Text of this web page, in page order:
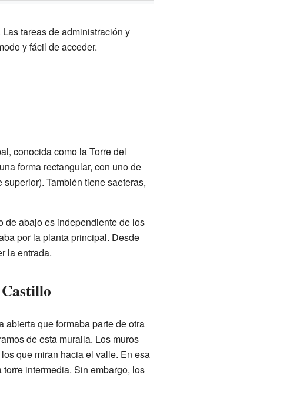
tareas de administración y
y fácil de acceder.
conocida como la Torre del
forma rectangular, con uno de
También tiene saeteras,
de abajo es independiente de los
por la planta principal. Desde
la entrada.
abierta que formaba parte de otra
de esta muralla. Los muros
que miran hacia el valle. En esa
intermedia. Sin embargo, los